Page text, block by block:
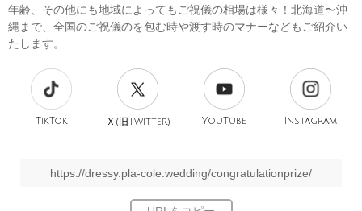
年齢、その他にも地域によってもご祝儀の相場は様々！北海道〜沖
縄まで、全国のご祝儀のを包む時や渡す時のマナーなどもご紹介い
たします。
TikTok Ｘ(旧Twitter) YouTube Instagram
https://dressy.pla-cole.wedding/congratulationprize/